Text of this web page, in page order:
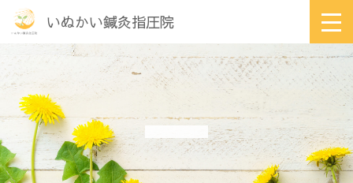
いぬかい鍼灸指圧院